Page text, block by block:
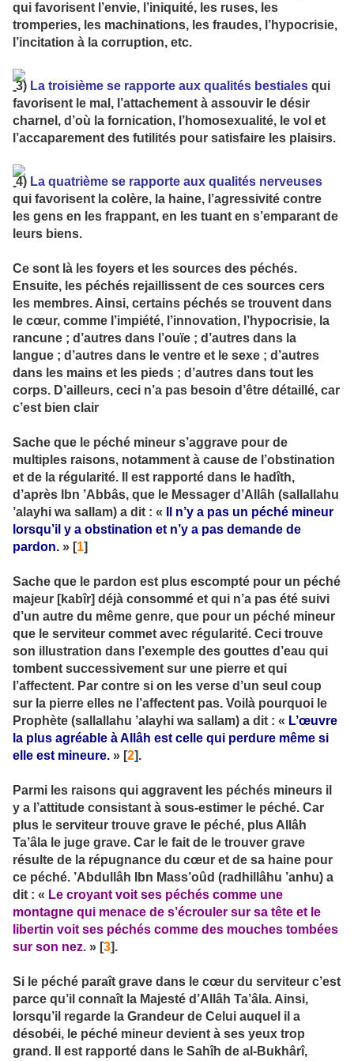
qui favorisent l’envie, l’iniquité, les ruses, les
tromperies, les machinations, les fraudes, l’hypocrisie,
l’incitation à la corruption, etc.
3) La troisième se rapporte aux qualités bestiales qui
favorisent le mal, l’attachement à assouvir le désir
charnel, d’où la fornication, l’homosexualité, le vol et
l’accaparement des futilités pour satisfaire les plaisirs.
4) La quatrième se rapporte aux qualités nerveuses
qui favorisent la colère, la haine, l’agressivité contre
les gens en les frappant, en les tuant en s’emparant de
leurs biens.
Ce sont là les foyers et les sources des péchés.
Ensuite, les péchés rejaillissent de ces sources cers
les membres. Ainsi, certains péchés se trouvent dans
le cœur, comme l’impiété, l’innovation, l’hypocrisie, la
rancune ; d’autres dans l’ouïe ; d’autres dans la
langue ; d’autres dans le ventre et le sexe ; d’autres
dans les mains et les pieds ; d’autres dans tout les
corps. D’ailleurs, ceci n’a pas besoin d’être détaillé, car
c’est bien clair
Sache que le péché mineur s’aggrave pour de
multiples raisons, notamment à cause de l’obstination
et de la régularité. Il est rapporté dans le hadîth,
d’après Ibn ’Abbâs, que le Messager d’Allâh (sallallahu
’alayhi wa sallam) a dit : «
Il n’y a pas un péché mineur
lorsqu’il y a obstination et n’y a pas demande de
pardon. » [1]
Sache que le pardon est plus escompté pour un péché
majeur [kabîr] déjà consommé et qui n’a pas été suivi
d’un autre du même genre, que pour un péché mineur
que le serviteur commet avec régularité. Ceci trouve
son illustration dans l’exemple des gouttes d’eau qui
tombent successivement sur une pierre et qui
l’affectent. Par contre si on les verse d’un seul coup
sur la pierre elles ne l’affectent pas. Voilà pourquoi le
Prophète (sallallahu ’alayhi wa sallam) a dit : « L’œuvre
la plus agréable à Allâh est celle qui perdure même si
elle est mineure. » [2].
Parmi les raisons qui aggravent les péchés mineurs il
y a l’attitude consistant à sous-estimer le péché. Car
plus le serviteur trouve grave le péché, plus Allâh
Ta’âla le juge grave. Car le fait de le trouver grave
résulte de la répugnance du cœur et de sa haine pour
ce péché. ’Abdullâh Ibn Mass’oûd (radhillâhu ’anhu) a
dit : « Le croyant voit ses péchés comme une
montagne qui menace de s’écrouler sur sa tête et le
libertin voit ses péchés comme des mouches tombées
sur son nez. » [3].
Si le péché paraît grave dans le cœur du serviteur c’est
parce qu’il connaît la Majesté d’Allâh Ta’âla. Ainsi,
lorsqu’il regarde la Grandeur de Celui auquel il a
désobéi, le péché mineur devient à ses yeux trop
grand. Il est rapporté dans le Sahîh de al-Bukhârî,